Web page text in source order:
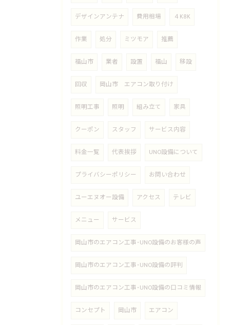
デザインアンテナ 費用相場 ４K8K
作業 処分 ミツモア 推薦
福山市 業者 設置 福山 移設
回収 岡山市 エアコン取り付け
照明工事 照明 組み立て 家具
クーポン スタッフ サービス内容
料金一覧 代表挨拶 UNO設備について
プライバシーポリシー お問い合わせ
ユーエヌオー設備 アクセス テレビ
メニュー サービス
岡山市のエアコン工事･UNO設備のお客様の声
岡山市のエアコン工事･UNO設備の評判
岡山市のエアコン工事･UNO設備の口コミ情報
コンセプト 岡山市 エアコン